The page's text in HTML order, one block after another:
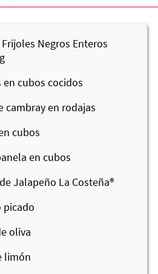
Negros Enteros
cubos cocidos
cambray en rodajas
cubos
en cubos
Jalapeño La Costeña®
picado
oliva
limón